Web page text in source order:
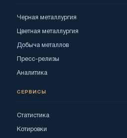
Черная металлургия
Цветная металлургия
Добыча металлов
Пресс-релизы
Аналитика
СЕРВИСЫ
Статистика
Котировки